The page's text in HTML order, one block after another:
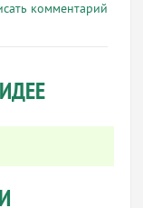
комментарий